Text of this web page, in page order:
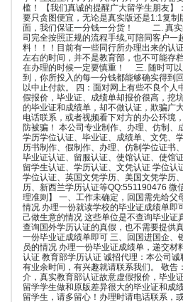
槛！ 【我们真诚的提醒广大留学生朋友
要只贪图便宜，无论是真实版还是1:1复制
面，我们保证一分钱一分货！ 二. 真实
司完全按照正规的流程手续,可陪同客户一
料！！！目前有一些同行所办理出来的认
左右的时间，并不是教育部，也不可能存
在办理的时候一定要慎重！ 三. 随时可
到，你所投入的每一分钱都能够确实得到
以中止付款。 四：面对网上有些不良个人
假报价，毕业证、成绩单却报价很高，挖
的毕业证和成绩单，却不做认证，欺骗广
电话联系，或者视频看下对方的办公环境
防被骗！ 本公司专业制作、办理、仿制、
学历学位认证、毕业证、成绩单、文凭、
历书制作、假制作、办理、仿制学位证书
毕业证认证、留服认证、使馆认证、使馆
留学生认证、学历认证、文凭认证 学位认
学位认证、英国文凭学历、美国文凭学历
历、新西兰学历认证等QQ:551190476 微
理准则】 一、工作未确定，回国需先给父
情况 办理一份就读学校的毕业证成绩单即
己做生意的情况 这些单位是不查询毕业证
查询国外学历认证的真假，也不需要提供
一份毕业证成绩单即可 三、回国进国企、
员的情况 办理一份毕业证成绩单，递交材
认证 教育部学历认证 诚招代理：本公司
有业余时间，有兴趣就请联系我们。 敬告
介，真实教育部认证故意虚假报价，毕业
留学学生做和原版差异很大的毕业证和成
留学生，请多留心！办理时请电话联系，